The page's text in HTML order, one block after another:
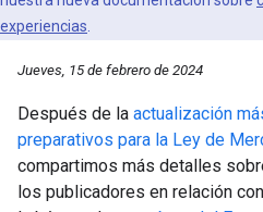
experiencias
Jueves, 15 de febrero de 2024
Después de la actualización
preparativos para la Ley de
compartimos más detalles
los publicadores en relación